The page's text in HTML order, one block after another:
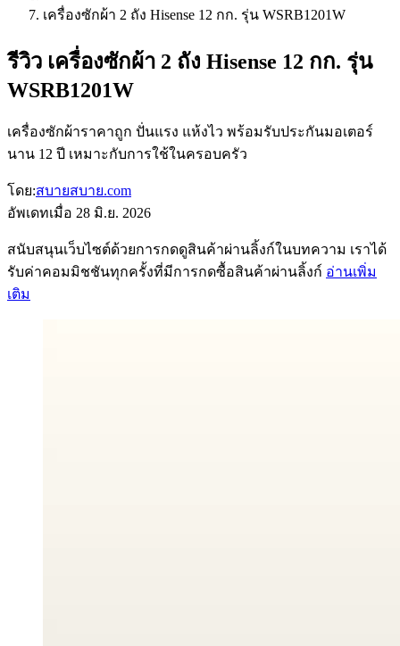
เครื่องซักผ้า 2 ถัง Hisense 12 กก. รุ่น WSRB1201W
รีวิว เครื่องซักผ้า 2 ถัง Hisense 12 กก. รุ่น
WSRB1201W
เครื่องซักผ้าราคาถูก ปั่นแรง แห้งไว พร้อมรับประกันมอเตอร์
นาน 12 ปี เหมาะกับการใช้ในครอบครัว
โดย:สบายสบาย.com
อัพเดทเมื่อ 28 มิ.ย. 2026
สนับสนุนเว็บไซต์ด้วยการกดดูสินค้าผ่านลิ้งก์ในบทความ เราได้
รับค่าคอมมิชชันทุกครั้งที่มีการกดซื้อสินค้าผ่านลิ้งก์ อ่านเพิ่ม
เติม